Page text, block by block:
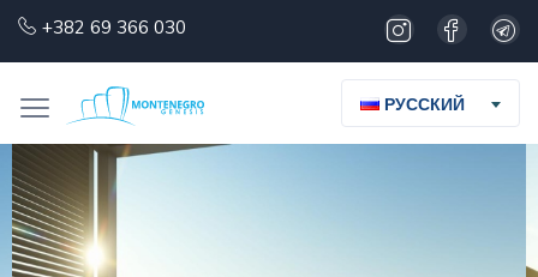
+382 69 366 030
РУССКИЙ